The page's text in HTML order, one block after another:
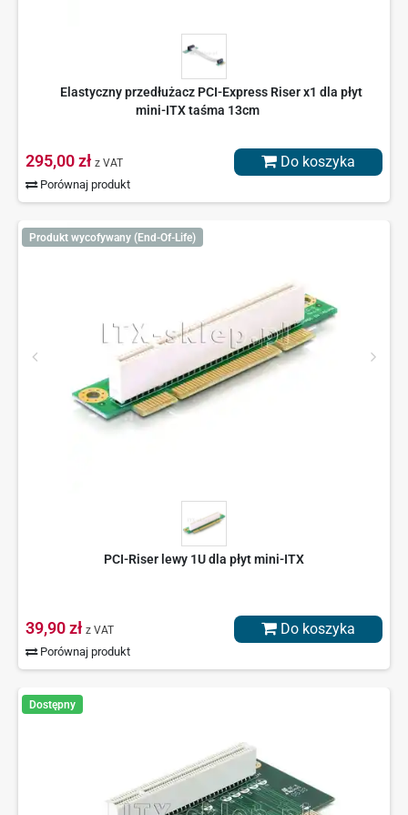
Elastyczny przedłużacz PCI-Express Riser x1 dla płyt
mini-ITX taśma 13cm
295,00 zł z VAT
Porównaj produkt
Do koszyka
Produkt wycofywany (End-Of-Life)
PCI-Riser lewy 1U dla płyt mini-ITX
39,90 zł z VAT
Porównaj produkt
Do koszyka
Dostępny